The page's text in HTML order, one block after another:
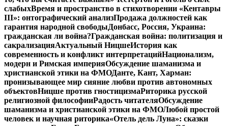
слабыхВремя и пространство в стихотворении «Кентавры
III»: онтографический анализПродажа должностей как
гарантия народной свободыДонбасс, Россия, Украина:
гражданская ли война?Гражданская война: политизация и
сакрализацияАктуальный НицшеИстория как
современность и конфликт интерпретацийНационализм,
модерн и Римская империяОбсуждение шаманизма и
христианской этики на ФМОДанте, Кант, Харман:
пронизывающее мир сияние любви против автономных
объектовНицше против гностицизмаРиторика русской
религиозной философииРадость читателяОбсуждение
шаманизма и христианской этики на ФМОЛюбой простой
человек и научная риторика«Отель дель Луна»: сказки